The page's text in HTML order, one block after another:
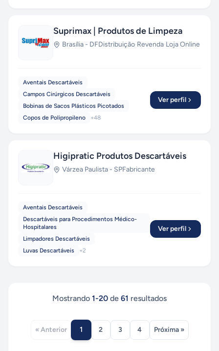
Suprimax | Produtos de Limpeza
Brasília - DFDistribuição·Revenda·Loja Online
Aventais Descartáveis
Campos Cirúrgicos Descartáveis
Bobinas de Sacos Plásticos Picotados
Copos de Polipropileno
+48
Ver perfil
Higipratic Produtos Descartáveis
Várzea Paulista - SPFabricante
Aventais Descartáveis
Descartáveis para Procedimentos Médico-
Hospitalares
Limpadores Descartáveis
Luvas Descartáveis
+2
Ver perfil
Mostrando 1-20 de 61 resultados
« Anterior 1 2 3 4 Próxima »